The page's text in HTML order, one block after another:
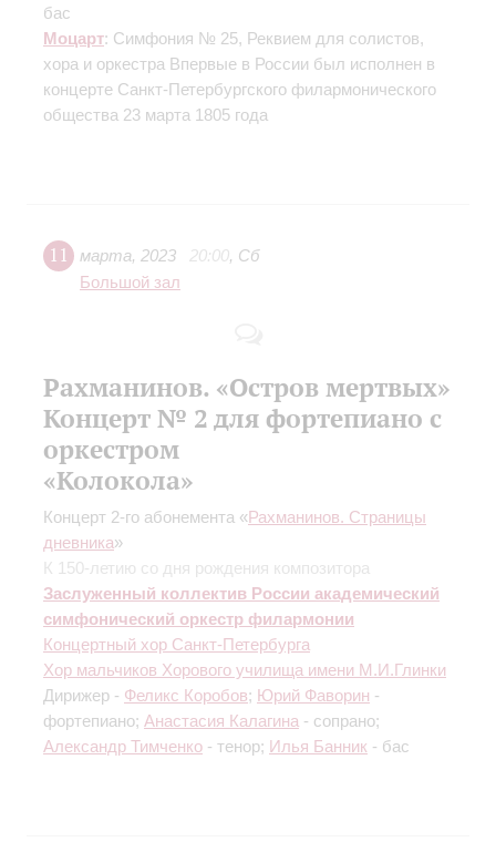
бас
Моцарт: Симфония № 25, Реквием для солистов,
хора и оркестра Впервые в России был исполнен в
концерте Санкт-Петербургского филармонического
общества 23 марта 1805 года
11 марта, 2023 20:00, Сб
Большой зал
Рахманинов. «Остров мертвых»
Концерт № 2 для фортепиано с
оркестром
«Колокола»
Концерт 2-го абонемента «Рахманинов. Страницы
дневника»
К 150-летию со дня рождения композитора
Заслуженный коллектив России академический
симфонический оркестр филармонии
Концертный хор Санкт-Петербурга
Хор мальчиков Хорового училища имени М.И.Глинки
Дирижер - Феликс Коробов; Юрий Фаворин -
фортепиано; Анастасия Калагина - сопрано;
Александр Тимченко - тенор; Илья Банник - бас